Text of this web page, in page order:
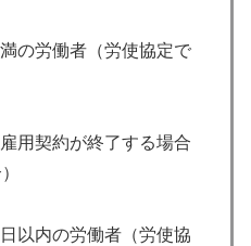
の労働者（労使協定で
用契約が終了する場合
以内の労働者（労使協